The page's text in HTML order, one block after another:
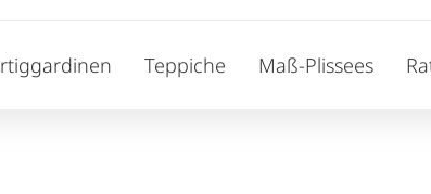
Teppiche Maß-Plissees